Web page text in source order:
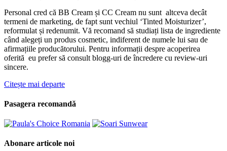
Personal cred că BB Cream și CC Cream nu sunt altceva decât
termeni de marketing, de fapt sunt vechiul ‘Tinted Moisturizer’,
reformulat și redenumit. Vă recomand să studiați lista de ingrediente
când alegeți un produs cosmetic, indiferent de numele lui sau de
afirmațiile producătorului. Pentru informații despre acoperirea
oferită eu prefer să consult blogg-uri de încredere cu review-uri
sincere.
Citește mai departe
Pasagera recomandă
Abonare articole noi